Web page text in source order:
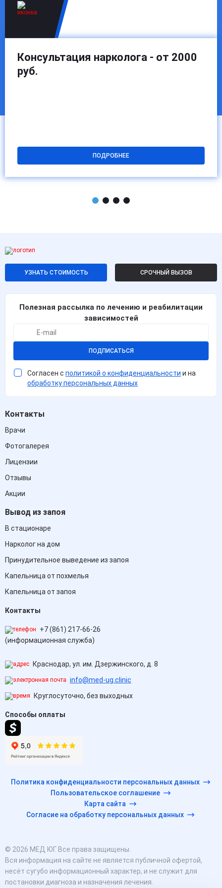
Консультация нарколога - от 2000
руб.
ПОДРОБНЕЕ
УЗНАТЬ СТОИМОСТЬ СРОЧНЫЙ ВЫЗОВ
Полезная рассылка по лечению и реабилитации
зависимостей
ПОДПИСАТЬСЯ
Согласен с политикой о конфиденциальности и на
обработку персональных данных
Контакты
Врачи
Фотогалерея
Лицензии
Отзывы
Акции
Вывод из запоя
В стационаре
Нарколог на дом
Принудительное выведение из запоя
Капельница от похмелья
Капельница от запоя
Контакты
+7 (861) 217-66-26
(информационная служба)
Краснодар, ул. им. Дзержинского, д. 8
info@med-ug.clinic
Круглосуточно, без выходных
Способы оплаты
Политика конфиденциальности персональных данных
Пользовательское соглашение
Карта сайта
Согласие на обработку персональных данных
© 2026 МЕД ЮГ. Все права защищены.
Вся информация на сайте не является публичной офертой,
несёт сугубо информационный характер, и не служит для
постановки диагноза и назначения лечения.